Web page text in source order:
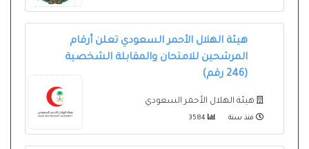
هيئة الهلال الأحمر السعودي تعلن أرقام
المرشحين للامتحان والمقابلة الشخصية
(246 رقم)
هيئة الهلال الأحمر السعودي
منذ سنة